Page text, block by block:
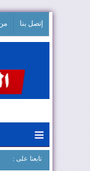
إتصل بنا
≡
: تابعنا على